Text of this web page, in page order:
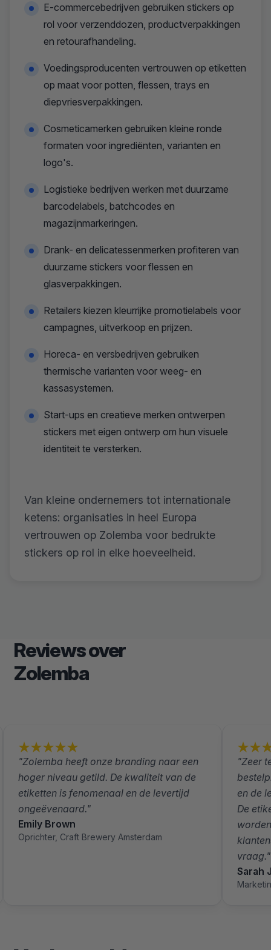
E-commercebedrijven gebruiken stickers op
rol voor verzenddozen, productverpakkingen
en retourafhandeling.
Voedingsproducenten vertrouwen op etiketten
op maat voor potten, flessen, trays en
diepvriesverpakkingen.
Cosmeticamerken gebruiken kleine ronde
formaten voor ingrediënten, varianten en
logo's.
Logistieke bedrijven werken met duurzame
barcodelabels, batchcodes en
magazijnmarkeringen.
Drank- en delicatessenmerken profiteren van
duurzame stickers voor flessen en
glasverpakkingen.
Retailers kiezen kleurrijke promotielabels voor
campagnes, uitverkoop en prijzen.
Horeca- en versbedrijven gebruiken
thermische varianten voor weeg- en
kassasystemen.
Start-ups en creatieve merken ontwerpen
stickers met eigen ontwerp om hun visuele
identiteit te versterken.
Van kleine ondernemers tot internationale
ketens: organisaties in heel Europa
vertrouwen op Zolemba voor bedrukte
stickers op rol in elke hoeveelheid.
Reviews over
Zolemba
"Zolemba heeft onze branding naar een
hoger niveau getild. De kwaliteit van de
etiketten is fenomenaal en de levertijd
ongeëvenaard."
Emily Brown
Oprichter, Craft Brewery Amsterdam
"Zeer
en de
De
vraag."
Sarah